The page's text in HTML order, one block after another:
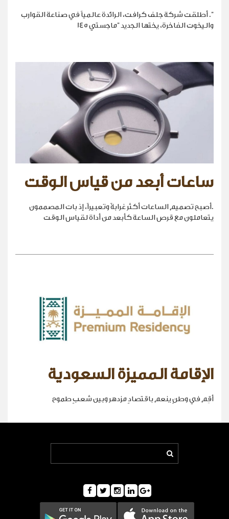
". أطلقت شركة جلف كرافت، الرائدة عالمياً في صناعة القوارب
واليخوت الفاخرة، يختها الجديد "ماجستي 145
ساعات أبعد من قياس الوقت
.أصبح تصميم الساعات أكثر غرابةً وتعبيراً، إذ بات المصممون
يتعاملون مع قرص الساعة كأبعد من أداة لقياس الوقت
الإقامة المميزة السعودية
أقِم في وطنٍ ينعم باقتصادٍ مزدهر وبين شعبٍ طموح